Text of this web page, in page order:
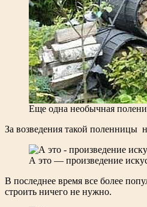
Еще одна необычная
За возведения такой поленницы
А это — произведение
В последнее время все более
строить ничего не нужно.